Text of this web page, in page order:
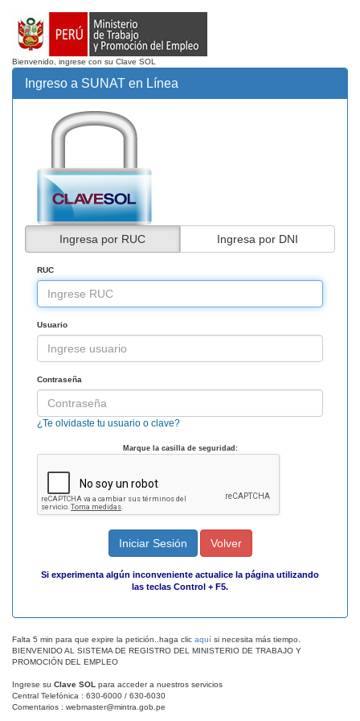
Bienvenido, ingrese con su Clave SOL
Ingreso a SUNAT en Línea
Ingresa por RUC Ingresa por DNI
RUC
Usuario
Contraseña
¿Te olvidaste tu usuario o clave?
Marque la casilla de seguridad:
Iniciar Sesión Volver
Si experimenta algún inconveniente actualice la página utilizando
las teclas Control + F5.
Falta 5 min para que expire la petición..haga clic aquí si necesita más tiempo.
BIENVENIDO AL SISTEMA DE REGISTRO DEL MINISTERIO DE TRABAJO Y
PROMOCIÓN DEL EMPLEO
Ingrese su Clave SOL para acceder a nuestros servicios
Central Telefónica : 630-6000 / 630-6030
Comentarios : webmaster@mintra.gob.pe